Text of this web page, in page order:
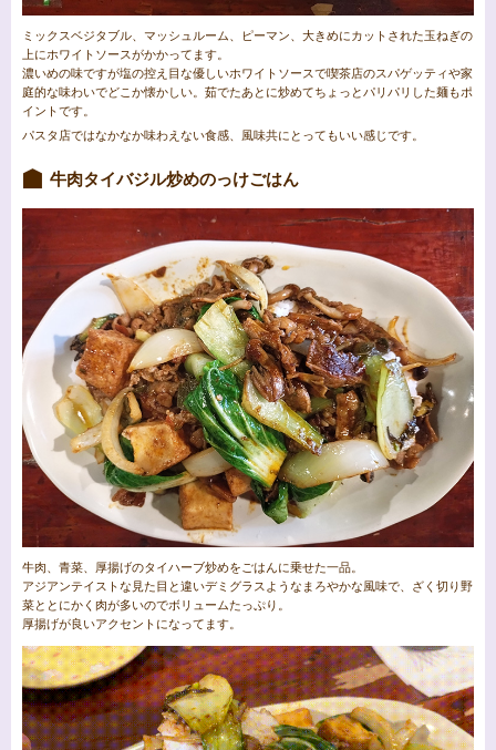
ミックスベジタブル、マッシュルーム、ピーマン、大きめにカットされた玉ねぎの
上にホワイトソースがかかってます。
濃いめの味ですが塩の控え目な優しいホワイトソースで喫茶店のスパゲッティや家
庭的な味わいでどこか懐かしい。茹でたあとに炒めてちょっとパリパリした麺もポ
イントです。
パスタ店ではなかなか味わえない食感、風味共にとってもいい感じです。
牛肉タイバジル炒めのっけごはん
牛肉、青菜、厚揚げのタイハーブ炒めをごはんに乗せた一品。
アジアンテイストな見た目と違いデミグラスようなまろやかな風味で、ざく切り野
菜ととにかく肉が多いのでボリュームたっぷり。
厚揚げが良いアクセントになってます。